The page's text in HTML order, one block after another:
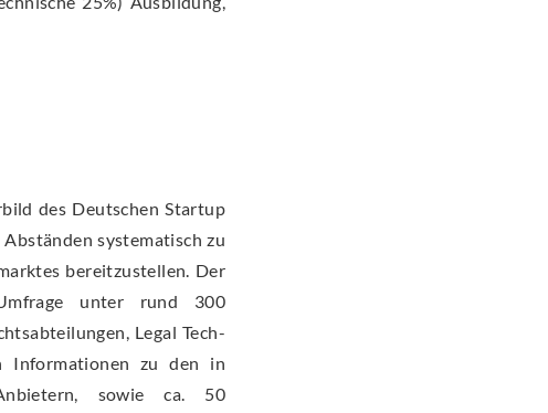
des Deutschen Startup
systematisch zu
bereitzustellen. Der
unter rund 300
Legal Tech-
Informationen zu den in
sowie ca. 50